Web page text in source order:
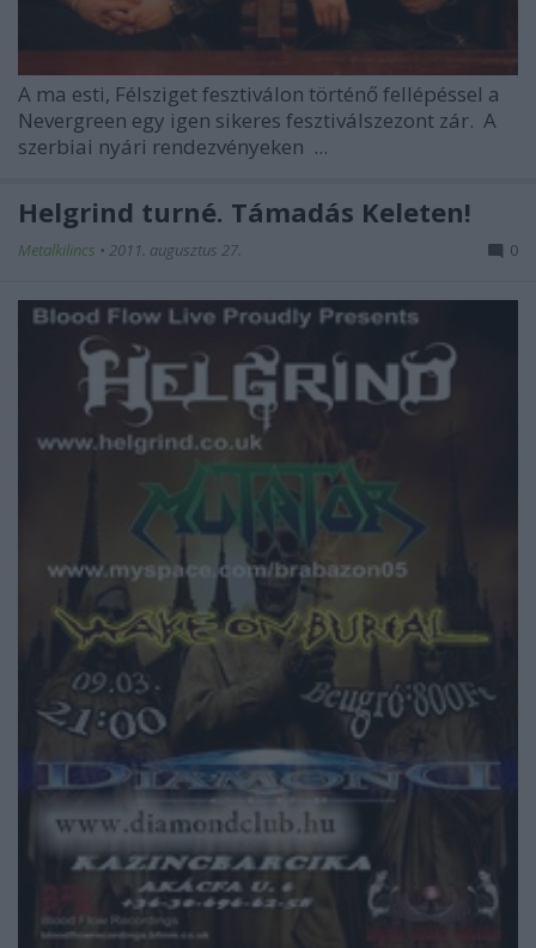
A ma esti, Félsziget fesztiválon történő fellépéssel a
Nevergreen egy igen sikeres fesztiválszezont zár. A
szerbiai nyári rendezvényeken ...
Helgrind turné. Támadás Keleten!
Metalkilincs • 2011. augusztus 27. 0